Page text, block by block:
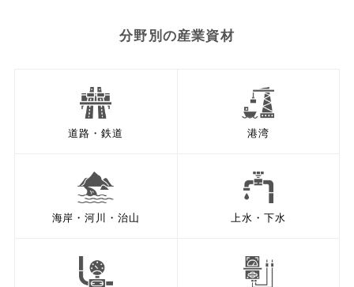
分野別の産業資材
道路・鉄道 港湾
海岸・河川・治山 上水・下水